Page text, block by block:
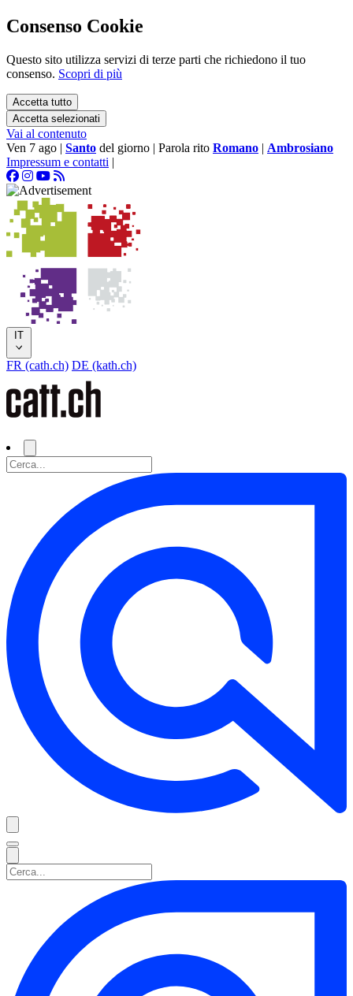
Consenso Cookie
Questo sito utilizza servizi di terze parti che richiedono il tuo
consenso. Scopri di più
Accetta tutto
Accetta selezionati
Vai al contenuto
Ven 7 ago | Santo del giorno | Parola rito Romano | Ambrosiano
Impressum e contatti |
IT
FR (cath.ch) DE (kath.ch)